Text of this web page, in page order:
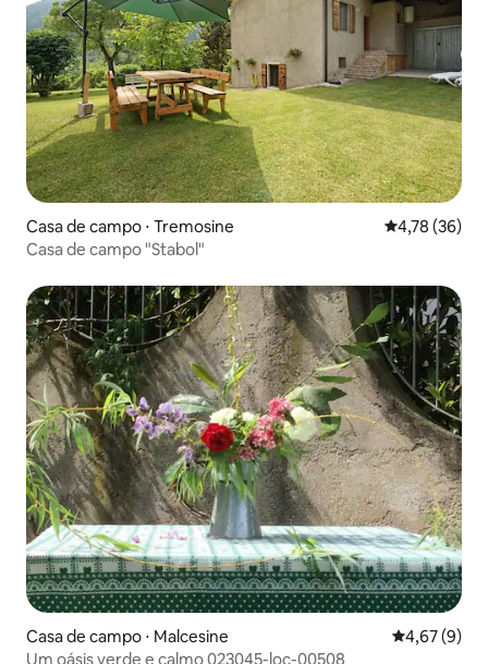
Casa de campo ⋅ Tremosine 4,78 de uma
4,78 (36)
Casa de campo "Stabol"
Casa de campo ⋅ Malcesine 4,67 de uma
4,67 (9)
Um oásis verde e calmo 023045-loc-00508